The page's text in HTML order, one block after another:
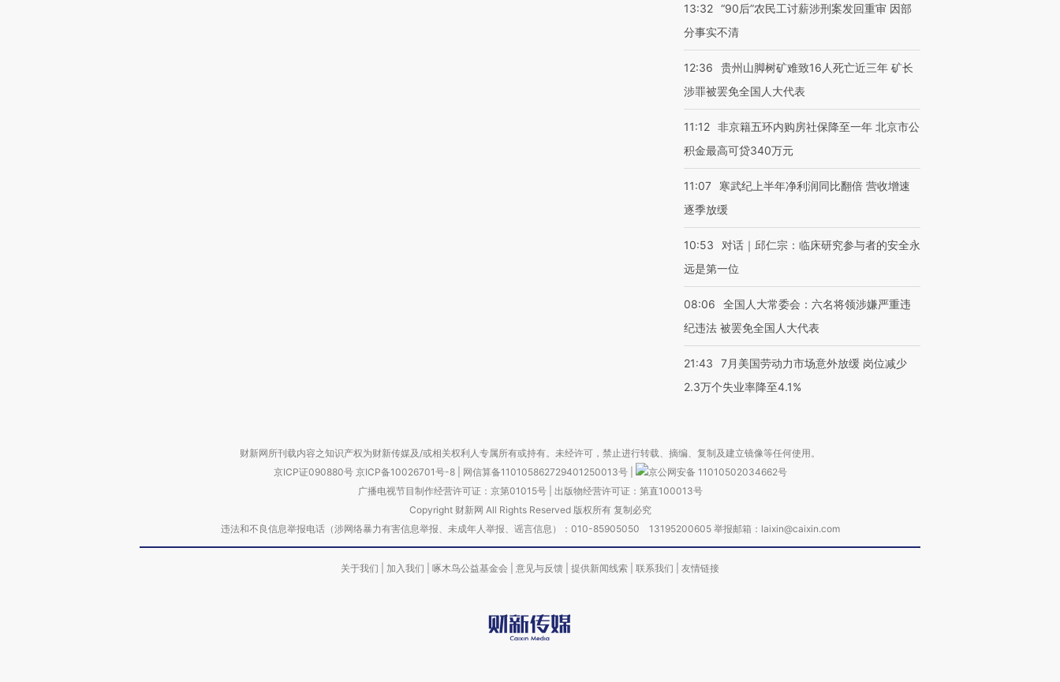
13:32 “90后”农民工讨薪涉刑案发回重审 因部
分事实不清
12:36
贵州山脚树矿难致16人死亡近三年 矿长
涉罪被罢免全国人大代表
11:12 非京籍五环内购房社保降至一年 北京市公
积金最高可贷340万元
11:07
寒武纪上半年净利润同比翻倍 营收增速
逐季放缓
10:53
对话｜邱仁宗：临床研究参与者的安全永
远是第一位
08:06
全国人大常委会：六名将领涉嫌严重违
纪违法 被罢免全国人大代表
21:43
7月美国劳动力市场意外放缓 岗位减少
2.3万个失业率降至4.1%
财新网所刊载内容之知识产权为财新传媒及/或相关权利人专属所有或持有。未经许可，禁止进行转载、摘编、复制及建立镜像等任何使用。
京ICP证090880号 京ICP备10026701号-8 网信算备110105862729401250013号
京公网安备 11010502034662号
广播电视节目制作经营许可证：京第01015号| 出版物经营许可证：第直100013号
Copyright 财新网 All Rights Reserved 版权所有 复制必究
违法和不良信息举报电话（涉网络暴力有害信息举报、未成年人举报、谣言信息）：010-85905050 13195200605 举报邮箱：laixin@caixin.com
关于我们 加入我们 啄木鸟公益基金会 意见与反馈 提供新闻线索 联系我们 友情链接